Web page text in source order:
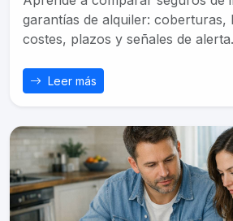
garantías de alquiler: coberturas,
costes, plazos y señales de alerta.
Leer más